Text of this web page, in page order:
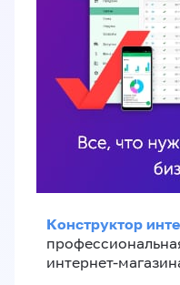
Конструктор
интернет-